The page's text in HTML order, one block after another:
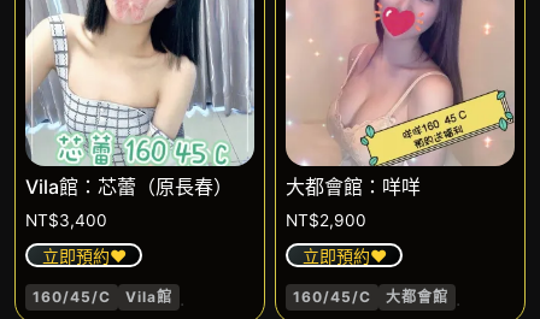
Vila館：芯蕾（原長春）
NT$3,400
立即預約❤️
160/45/C Vila館 .
大都會館：咩咩
NT$2,900
立即預約❤️
160/45/C 大都會館 .